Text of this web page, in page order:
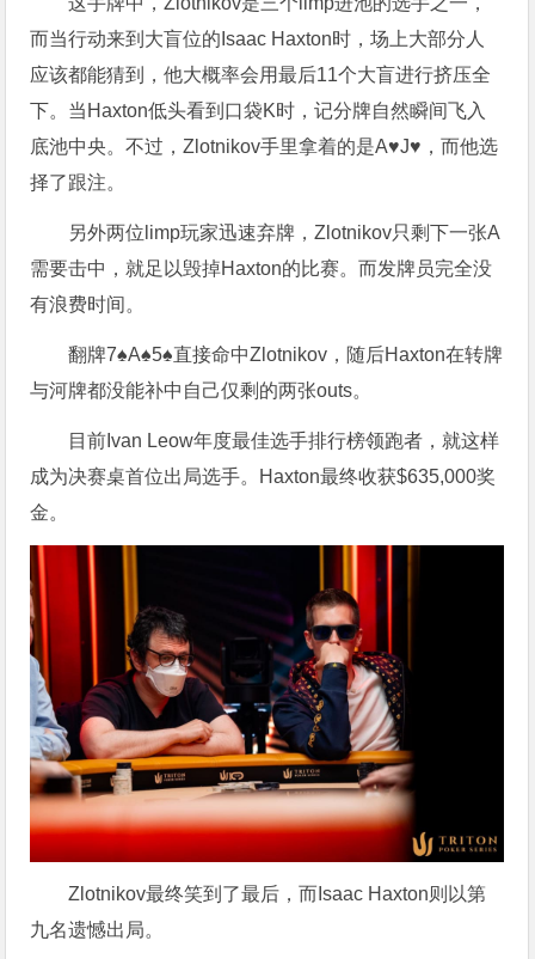
而当行动来到大盲位的Isaac Haxton时，场上大部分人
应该都能猜到，他大概率会用最后11个大盲进行挤压全
下。当Haxton低头看到口袋K时，记分牌自然瞬间飞入
底池中央。不过，Zlotnikov手里拿着的是A♥️J♥️，而他选
择了跟注。
另外两位limp玩家迅速弃牌，Zlotnikov只剩下一张A
需要击中，就足以毁掉Haxton的比赛。而发牌员完全没
有浪费时间。
翻牌7♠️A♠️5♠️直接命中Zlotnikov，随后Haxton在转牌
与河牌都没能补中自己仅剩的两张outs。
目前Ivan Leow年度最佳选手排行榜领跑者，就这样
成为决赛桌首位出局选手。Haxton最终收获$635,000奖
金。
Zlotnikov最终笑到了最后，而Isaac Haxton则以第
九名遗憾出局。